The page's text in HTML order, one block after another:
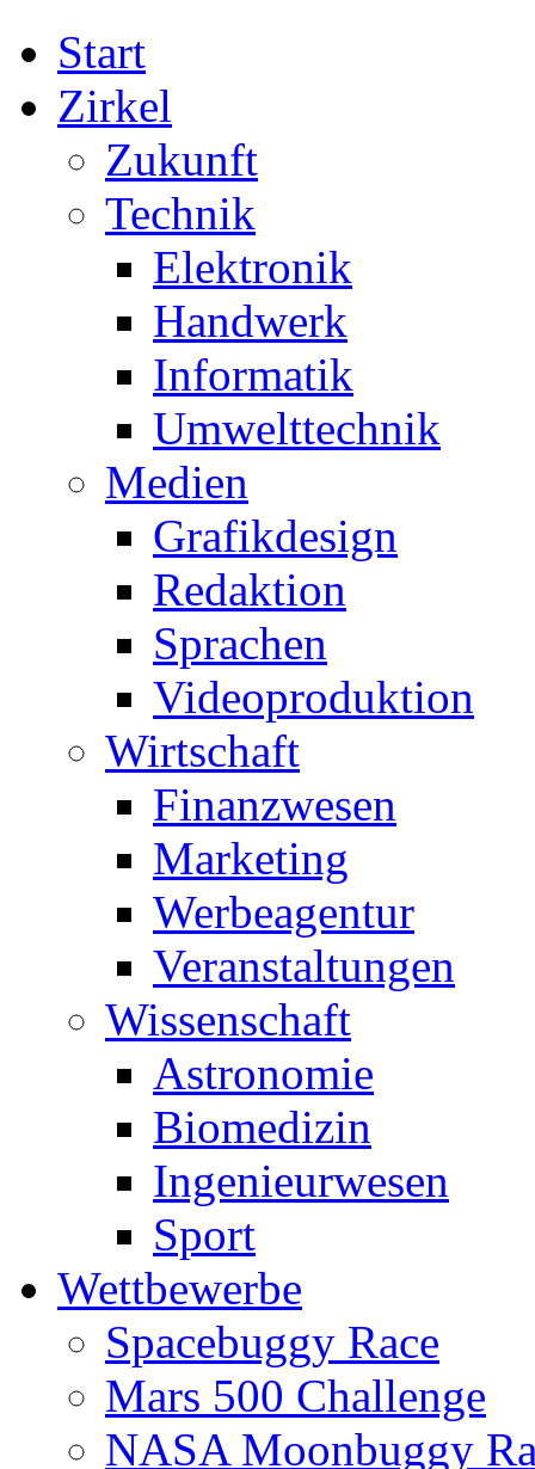
Start
Zirkel
Zukunft
Technik
Elektronik
Handwerk
Informatik
Umwelttechnik
Medien
Grafikdesign
Redaktion
Sprachen
Videoproduktion
Wirtschaft
Finanzwesen
Marketing
Werbeagentur
Veranstaltungen
Wissenschaft
Astronomie
Biomedizin
Ingenieurwesen
Sport
Wettbewerbe
Spacebuggy Race
Mars 500 Challenge
NASA Moonbuggy